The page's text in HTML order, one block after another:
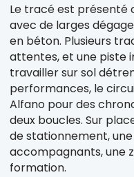
Le tracé est présenté
avec de larges
en béton. Plusieurs
attentes, et une piste
travailler sur sol
performances, le
Alfano pour des
deux boucles. Sur
de stationnement,
accompagnants, une
formation.